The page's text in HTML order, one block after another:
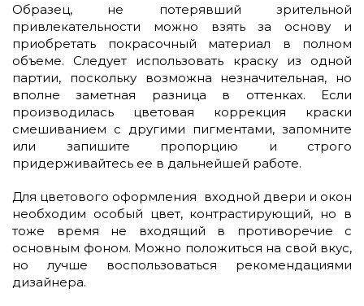
Образец, не потерявший зрительной
привлекательности можно взять за основу и
приобретать покрасочный материал в полном
объеме. Следует использовать краску из одной
партии, поскольку возможна незначительная, но
вполне заметная разница в оттенках. Если
производилась цветовая коррекция краски
смешиванием с другими пигментами, запомните
или запишите пропорцию и строго
придерживайтесь ее в дальнейшей работе.
Для цветового оформления входной двери и окон
необходим особый цвет, контрастирующий, но в
тоже время не входящий в противоречие с
основным фоном. Можно положиться на свой вкус,
но лучше воспользоваться рекомендациями
дизайнера.